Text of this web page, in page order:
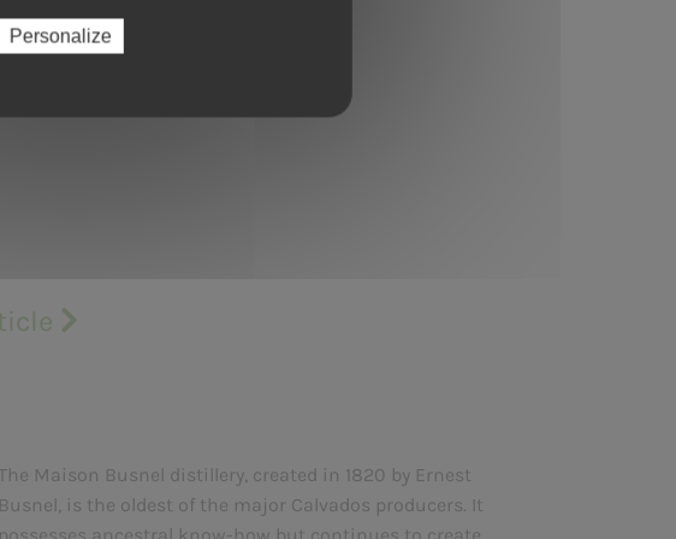
de
Maison Busnel distillery, created in 1820 by Ernest
Busnel, is the oldest of the major Calvados producers. It
possesses ancestral know-how but continues to create
Personalize